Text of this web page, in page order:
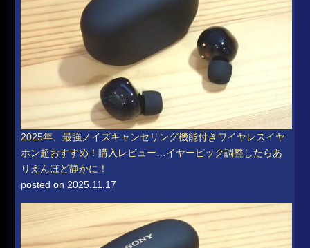
2025年、最強ノイズキャンセリング機能付きワイヤレスイヤ
ホン超おすすめ！購入レビュー…イヤーピック調整したらあ
りえんほど静かに！
posted on 2025.11.17